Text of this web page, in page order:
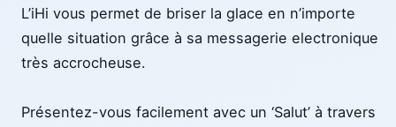
L’iHi vous permet de briser la glace en n’importe
quelle situation grâce à sa messagerie electronique
très accrocheuse.
Présentez-vous facilement avec un ‘Salut’ à travers